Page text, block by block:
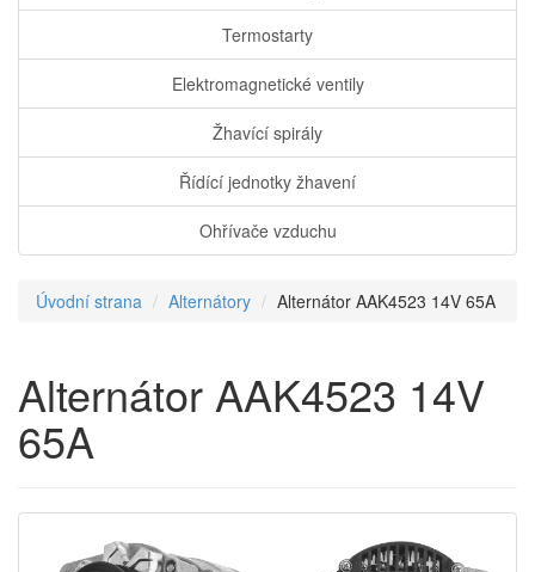
Termostarty
Elektromagnetické ventily
Žhavící spirály
Řídící jednotky žhavení
Ohřívače vzduchu
Úvodní strana Alternátory Alternátor AAK4523 14V 65A
Alternátor AAK4523 14V
65A